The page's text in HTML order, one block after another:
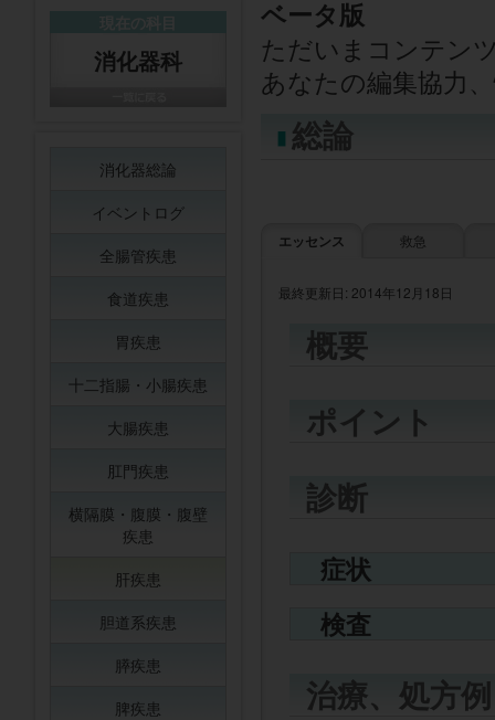
ベータ版
ただいまコンテン
あなたの編集協力
総論
エッセンス 救急
最終更新日: 2014年12月18日
概要
ポイント
診断
症状
検査
治療、処方例
消化器科
消化器総論
イベントログ
全腸管疾患
食道疾患
胃疾患
十二指腸・小腸疾患
大腸疾患
肛門疾患
横隔膜・腹膜・腹壁
疾患
肝疾患
胆道系疾患
膵疾患
脾疾患